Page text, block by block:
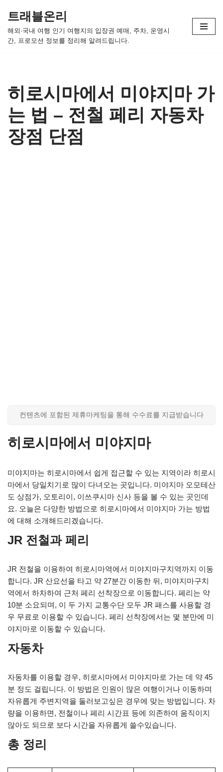
콘
텐
너
뛰
기
트래블온리
해외·국내 여행 인기 여행지의 입장권 예매, 주차, 운영시
간, 프로모션 정보를 정리해 알려드립니다.
히로시마에서 미야지마 가
는 법 – 전철 페리 자동차
장점 단점
컨텐츠에 포함된 제휴마케팅을 통해 수수료를 지급받습니다
히로시마에서 미야지마
미야지마는 히로시마에서 쉽게 접근할 수 있는 지역이라 히로시
마에서 당일치기로 많이 다녀오는 곳입니다. 미야지마 오모테산
도 상점가, 오토리이, 이쓰쿠시마 신사 등을 볼 수 있는 곳인데
요. 오늘은 다양한 방법으로 히로시마에서 미야지마 가는 방법
에 대해 소개해드리겠습니다.
JR 전철과 페리
JR 전철을 이용하여 히로시마역에서 미야지마구치역까지 이동
합니다. JR 산요선을 타고 약 27분간 이동한 뒤, 미야지마구치
역에서 하차하여 근처 페리 선착장으로 이동합니다. 페리는 약
10분 소요되며, 이 두 가지 교통수단 모두 JR 패스를 사용할 경
우 무료로 이용할 수 있습니다. 페리 선착장에서는 몇 분만에 미
야지마로 이동할 수 있습니다.
자동차
자동차를 이용할 경우, 히로시마에서 미야지마로 가는 데 약 45
분 정도 걸립니다. 이 방법은 인원이 많은 여행이거나 이동하며
자유롭게 주변지역을 둘러보고싶은 경우에 맞는 방법입니다. 차
량을 이용하면, 전철이나 페리 시간표 등에 의존하여 움직이지
않아도 되므로 보다 시간을 자유롭게 쓸수있습니다.
총 정리